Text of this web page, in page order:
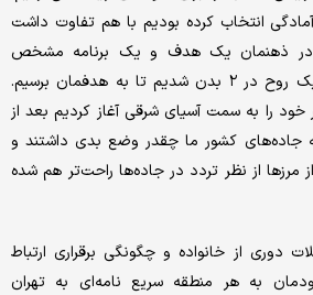
انتخاب کرده بودیم با هم تفاوت داشت
ذهنمان یک هدف و یک برنامه مشخص
داشتیم و از همان زمان، یک روح در ۲ بدن شدیم تا به هدفمان برسیم.
را به سمت آسیای شرقی آغاز کردیم بعد از
جاده‌های کشور ما چقدر وضع بدی داشتند و
مرزها از نظر‌‌‌‌‌ تردد در جاده‌ها راحت‌تر هم شده
دوری از خانواده و چگونگی برقراری ارتباط
به هر منطقه سریع نامه‌ای به تهران